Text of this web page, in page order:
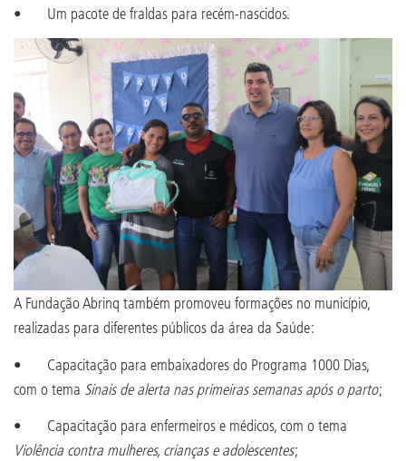
• Um pacote de fraldas para recém-nascidos.
A Fundação Abrinq também promoveu formações no município,
realizadas para diferentes públicos da área da Saúde:
• Capacitação para embaixadores do Programa 1000 Dias,
com o tema Sinais de alerta nas primeiras semanas após o parto;
• Capacitação para enfermeiros e médicos, com o tema
Violência contra mulheres, crianças e adolescentes;